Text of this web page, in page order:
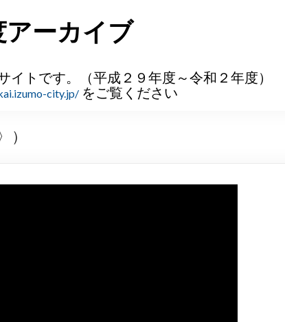
アーカイブ
トです。（平成２９年度～令和２年度）
city.jp/ をご覧ください
）